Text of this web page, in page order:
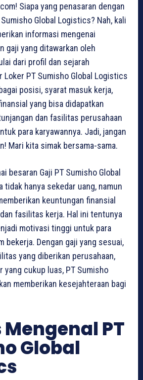
Siapa yang penasaran dengan
Global Logistics? Nah, kali
informasi mengenai
gaji yang ditawarkan oleh
dari profil dan sejarah
Loker PT Sumisho Global Logistics
posisi, syarat masuk kerja,
yang bisa didapatkan
dan fasilitas perusahaan
para karyawannya. Jadi, jangan
Mari kita simak bersama-sama.
besaran Gaji PT Sumisho Global
hanya sekedar uang, namun
keuntungan finansial
fasilitas kerja. Hal ini tentunya
motivasi tinggi untuk para
bekerja. Dengan gaji yang sesuai,
yang diberikan perusahaan,
yang cukup luas, PT Sumisho
memberikan kesejahteraan bagi
PT
Global